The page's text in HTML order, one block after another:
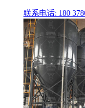
联系电话: 180